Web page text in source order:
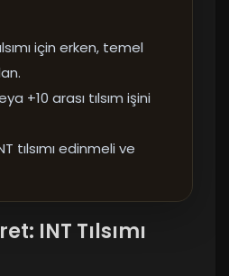
için erken, temel
+10 arası tılsım işini
tılsımı edinmeli ve
INT Tılsımı